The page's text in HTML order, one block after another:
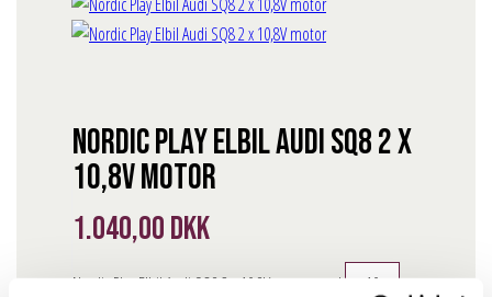
Nordic Play Elbil Audi SQ8 2 x
10,8V motor
1.040,00DKK
Nordic Play Elbil Audi SQ8 2 x 10,8V motor antal